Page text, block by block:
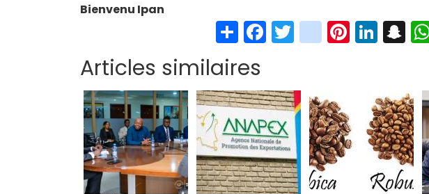
Bienvenu Ipan
S
h
ar
e
Fa
ce
o
o
k
T
wi
er
in
st
ra
m
Pi
nt
Li
n
dI
n
S
n
pc
h
at
Articles similaires